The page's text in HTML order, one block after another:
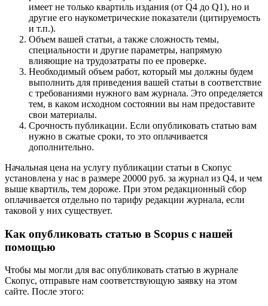
имеет не только квартиль издания (от Q4 до Q1), но и
другие его наукометрические показатели (цитируемость
и т.п.).
Объем вашей статьи, а также сложность темы,
специальности и другие параметры, напрямую
влияющие на трудозатраты по ее проверке.
Необходимый объем работ, который мы должны будем
выполнить для приведения вашей статьи в соответствие
с требованиями нужного вам журнала. Это определяется
тем, в каком исходном состоянии вы нам предоставите
свои материалы.
Срочность публикации. Если опубликовать статью вам
нужно в сжатые сроки, то это оплачивается
дополнительно.
Начальная цена на услугу публикации статьи в Скопус
установлена у нас в размере 20000 руб. за журнал из Q4, и чем
выше квартиль, тем дороже. При этом редакционный сбор
оплачивается отдельно по тарифу редакции журнала, если
таковой у них существует.
Как опубликовать статью в Scopus с нашей
помощью
Чтобы мы могли для вас опубликовать статью в журнале
Скопус, отправьте нам соответствующую заявку на этом
сайте. После этого: